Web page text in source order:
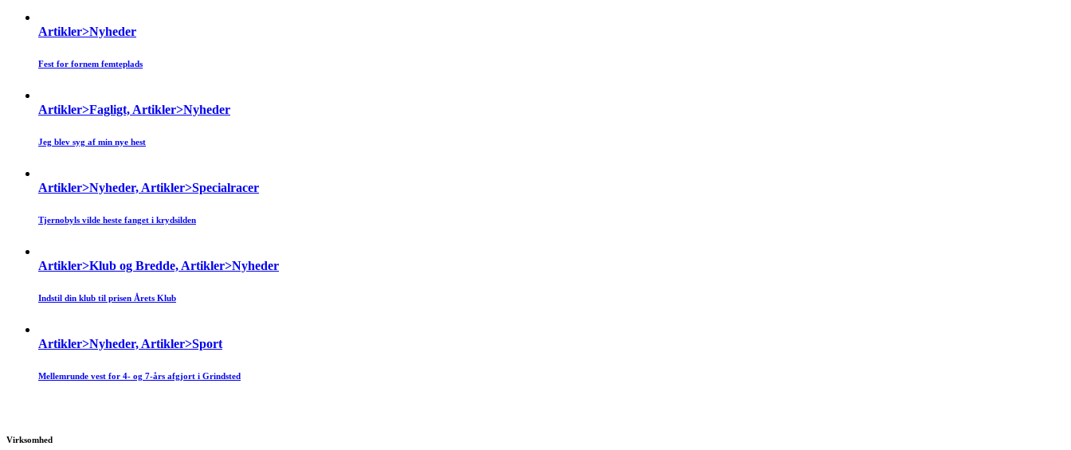
Artikler>Nyheder
Fest for fornem femteplads
Artikler>Fagligt, Artikler>Nyheder
Jeg blev syg af min nye hest
Artikler>Nyheder, Artikler>Specialracer
Tjernobyls vilde heste fanget i krydsilden
Artikler>Klub og Bredde, Artikler>Nyheder
Indstil din klub til prisen Årets Klub
Artikler>Nyheder, Artikler>Sport
Mellemrunde vest for 4- og 7-års afgjort i Grindsted
Virksomhed